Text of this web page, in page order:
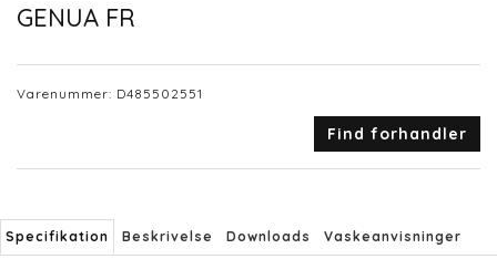
GENUA FR
Varenummer: D485502551
Find forhandler
Specifikation Beskrivelse Downloads Vaskeanvisninger